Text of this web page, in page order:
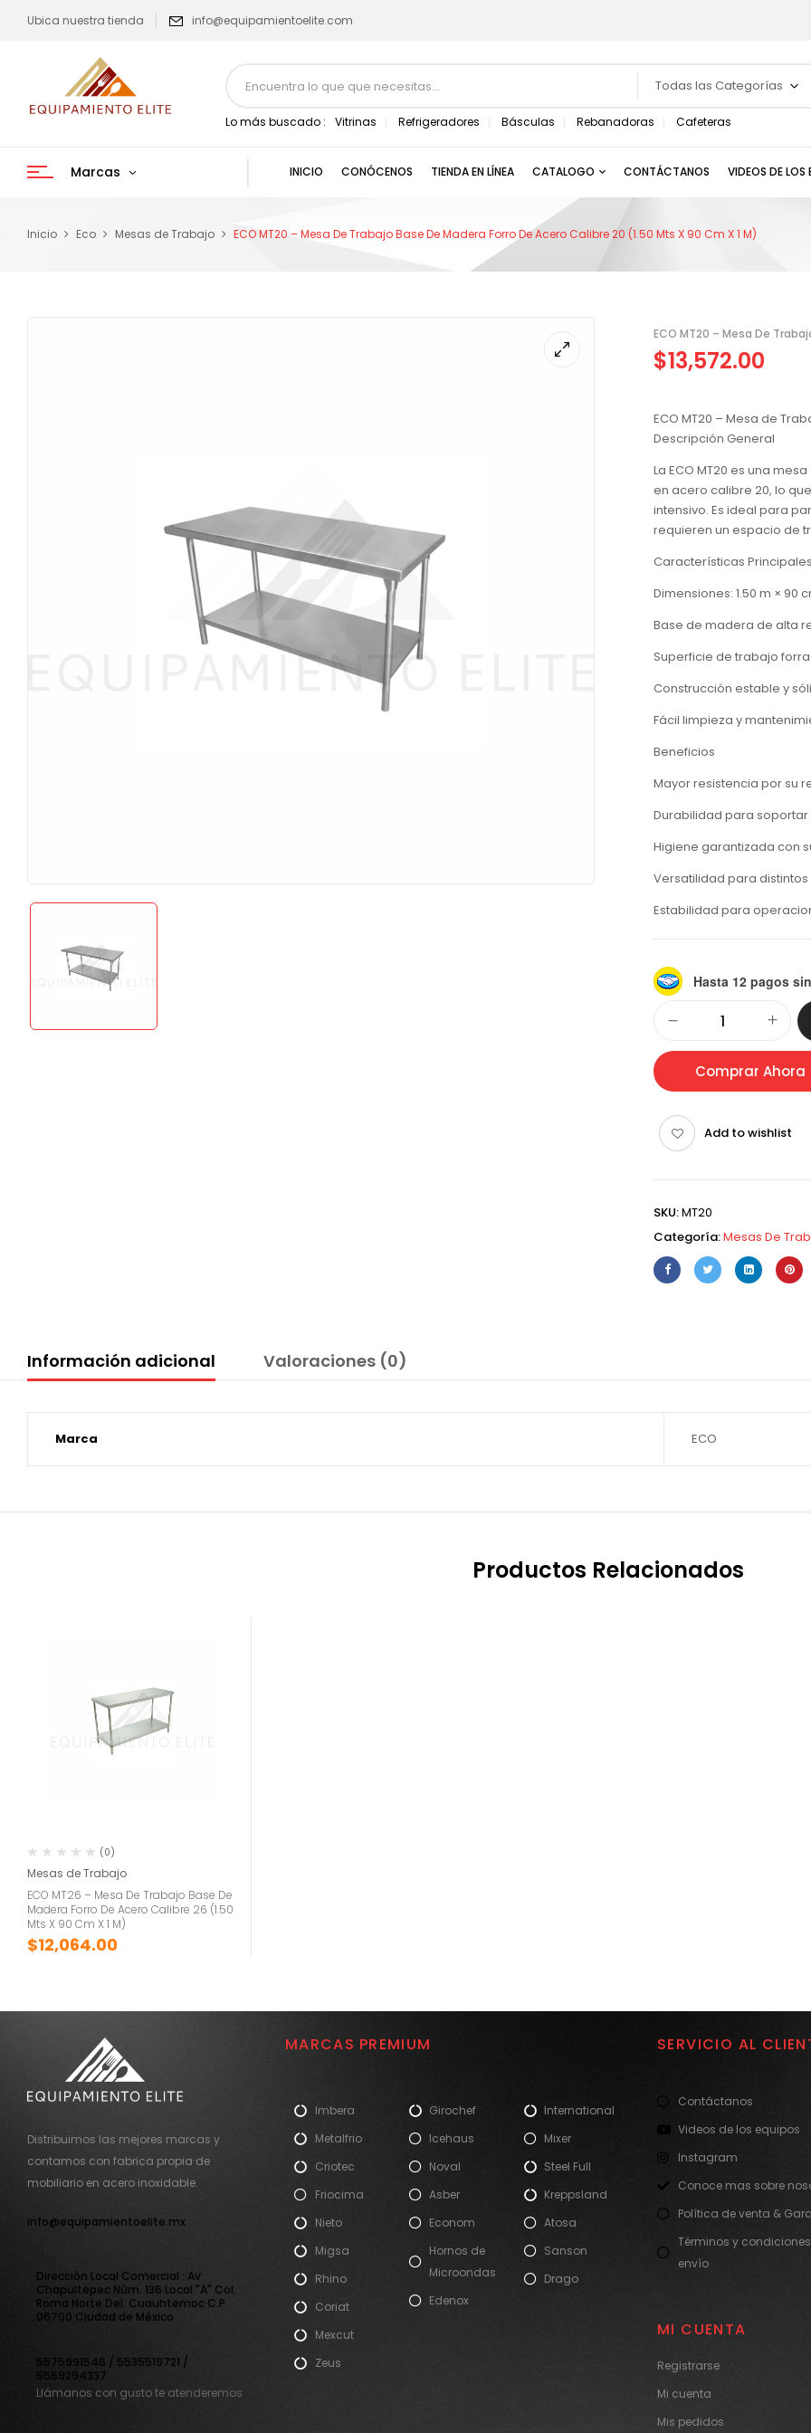
Ubica nuestra tienda info@equipamientoelite.com
Todas las Categorías
Lo más buscado : Vitrinas Refrigeradores Básculas Rebanadoras Cafeteras
Marcas INICIO CONÓCENOS TIENDA EN LÍNEA CATALOGO CONTÁCTANOS VIDEOS DE LOS
Inicio Eco Mesas de Trabajo ECO MT20 – Mesa De Trabajo Base De Madera Forro De Acero Calibre 20 (1.50 Mts X 90 Cm X 1 M)
ECO MT20 – Mesa De
$13,572.00
ECO MT20 – Mesa de
Descripción General
La ECO MT20 es una
en acero calibre 20, lo
intensivo. Es ideal para
requieren un espacio de
Características
Dimensiones: 1.50 m × 90
Base de madera de alta
Superficie de trabajo
Construcción estable y
Fácil limpieza y
Beneficios
Mayor resistencia por su
Durabilidad para
Higiene garantizada con
Versatilidad para
Estabilidad para
Hasta 12 pagos
Comprar Ahora
Add to wishlist
SKU:MT20
Categoría:Mesas De
Información adicional Valoraciones (0)
Marca ECO
Productos Relacionados
(0)
Mesas de Trabajo
ECO MT26 – Mesa De Trabajo Base De
Madera Forro De Acero Calibre 26 (1.50
Mts X 90 Cm X 1 M)
$12,064.00
Distribuimos las mejores marcas y
contamos con fabrica propia de
mobiliario en acero inoxidable.
info@equipamientoelite.mx
Direcciòn Local Comercial : Av
Chapultepec Nùm. 136 Local "A" Col.
Roma Norte Del. Cuauhtemoc C.P.
06700 Ciudad de Mèxico
5575991546 / 5535519721 /
5559294337
Llámanos con gusto te atenderemos
MARCAS PREMIUM
Imbera
Metalfrio
Criotec
Friocima
Nieto
Migsa
Rhino
Coriat
Mexcut
Zeus
Girochef
Icehaus
Noval
Asber
Econom
Hornos de
Microondas
Edenox
International
Mixer
Steel Full
Kreppsland
Atosa
Sanson
Drago
SERVICIO AL
Contáctanos
Videos de los equipos
Instagram
Conoce mas sobre
Política de venta &
Términos y
envío
MI CUENTA
Registrarse
Mi cuenta
Mis pedidos